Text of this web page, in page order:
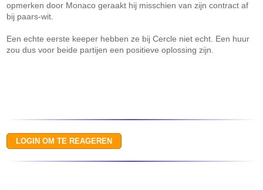
opmerken door Monaco geraakt hij misschien van zijn contract af
bij paars-wit.
Een echte eerste keeper hebben ze bij Cercle niet echt. Een huur
zou dus voor beide partijen een positieve oplossing zijn.